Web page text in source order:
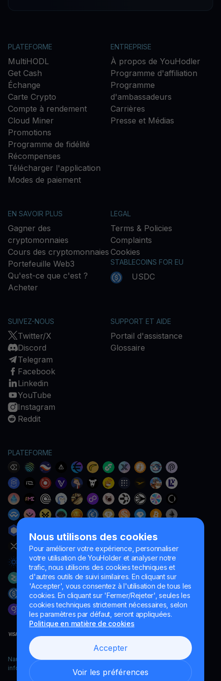
Nous utilisons des cookies
Pour améliorer votre expérience, personnaliser
votre utilisation de YouHolder et analyser notre
trafic, nous utilisons des cookies techniques et
d'autres outils de suivi similaires. En cliquant sur
'Accepter', vous consentez à l'utilisation de tous les
cookies. En cliquant sur 'Fermer/Rejeter', seules les
cookies techniques strictement nécessaires, selon
les paramètres par défaut, seront appliquées.
Politique en matière de cookies
Accepter
Voir les préférences
PLATEFORME
MultiHODL
Get Cash
Échange
Carte Crypto
Compte à rendement
Cloud Miner
Promotions
Programme de fidélité
Récompenses
Télécharger l'application
Modes de paiement
ENTREPRISE
À propos de YouHodler
Programme d'affiliation
Programme
d'ambassadeurs
Carrières
Presse et Médias
EN SAVOIR PLUS
Gagner des
cryptomonnaies
Cours des cryptomonnaies
Portefeuille Web3
Qu'est-ce que c'est ?
Acheter
LEGAL
Terms & Policies
Complaints
Cookies
STABLECOINS FOR EU
USDC
SUIVEZ-NOUS
Twitter/X
Discord
Telegram
Facebook
Linkedin
YouTube
Instagram
Reddit
SUPPORT ET AIDE
Portail d'assistance
Glossaire
PLATEFORME
Naumard LTD. – uniquement à des fins de développement
informatique, de recherche et de marketing